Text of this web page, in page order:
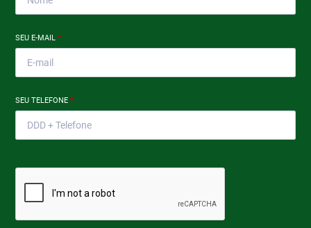
SEU E-MAIL*
SEU TELEFONE*